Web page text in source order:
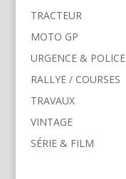
TRACTEUR
MOTO GP
URGENCE & POLICE
RALLYE / COURSES
TRAVAUX
VINTAGE
SÉRIE & FILM